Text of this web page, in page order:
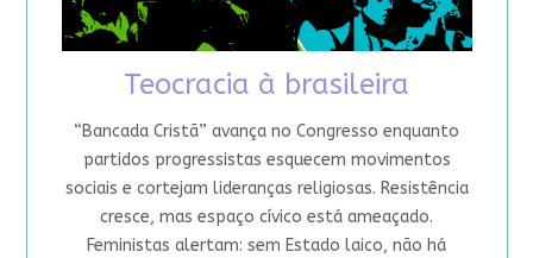
Teocracia à brasileira
“Bancada Cristã” avança no Congresso enquanto
partidos progressistas esquecem movimentos
sociais e cortejam lideranças religiosas. Resistência
cresce, mas espaço cívico está ameaçado.
Feministas alertam: sem Estado laico, não há